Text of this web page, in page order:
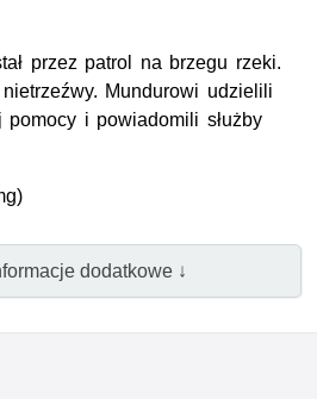
przez patrol na brzegu rzeki.
Mundurowi udzielili
pomocy i powiadomili służby
dodatkowe ↓